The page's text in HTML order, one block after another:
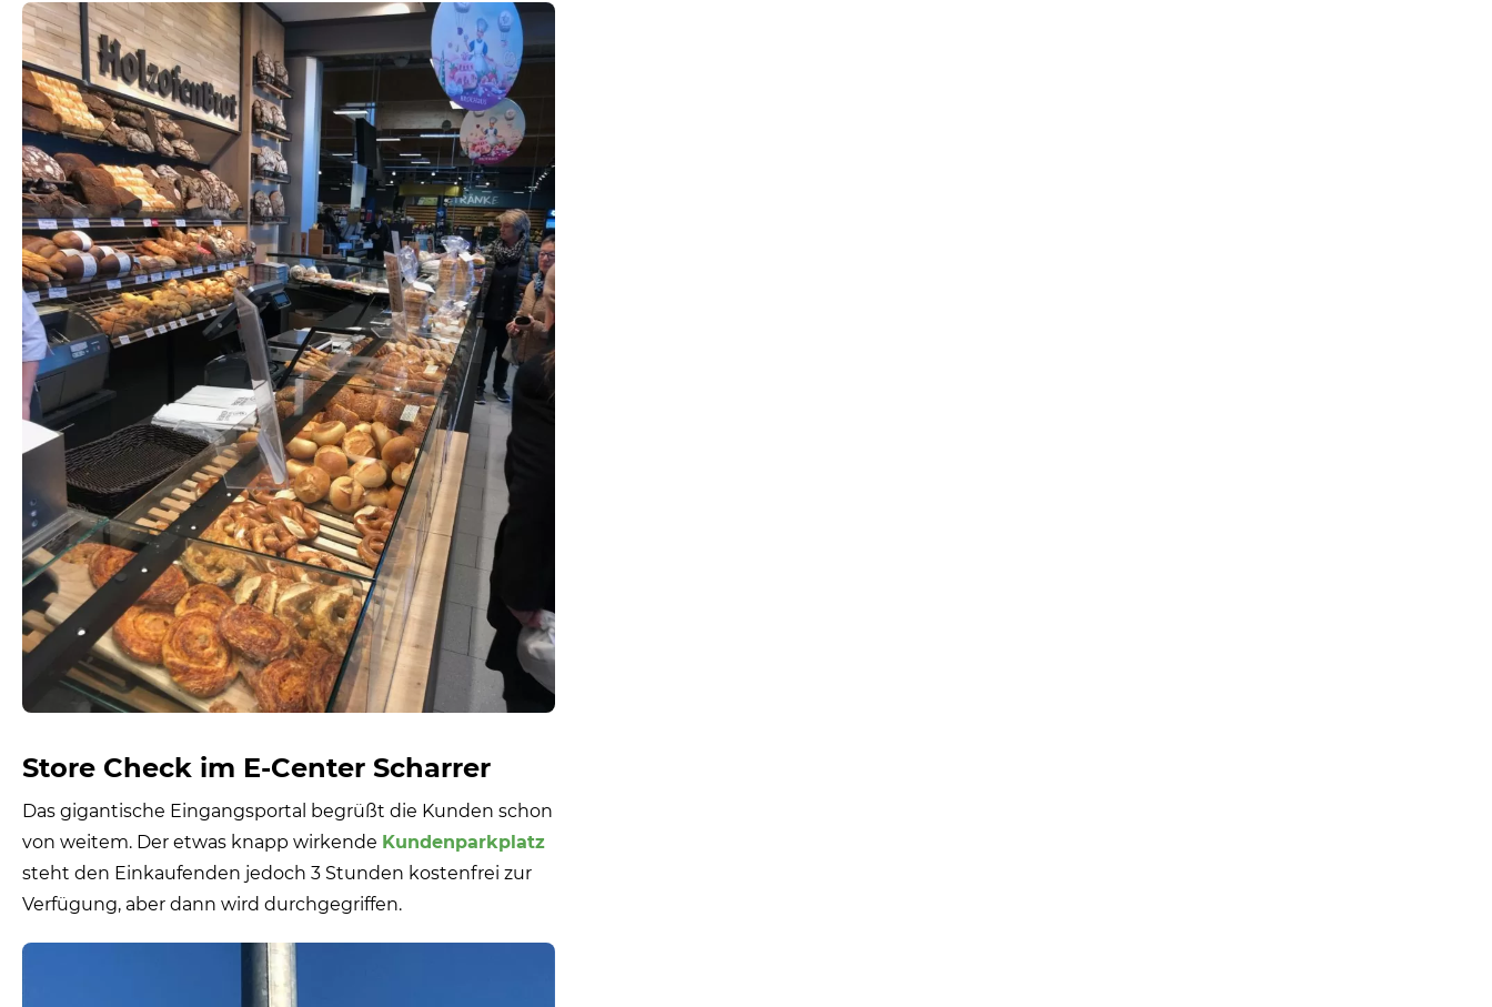
Store Check im E-Center Scharrer
Das gigantische Eingangsportal begrüßt die Kunden schon
von weitem. Der etwas knapp wirkende Kundenparkplatz
steht den Einkaufenden jedoch 3 Stunden kostenfrei zur
Verfügung, aber dann wird durchgegriffen.